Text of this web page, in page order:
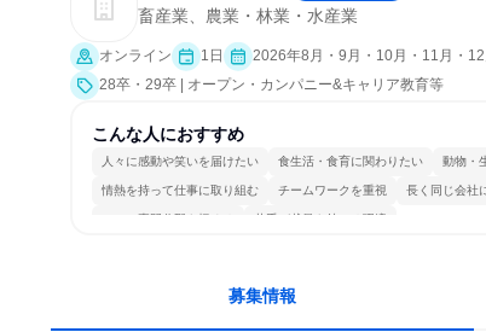
畜産業、農業・林業・水産業
オンライン 1日
2026年8月・9月・10月・11月・
28卒・29卒 | オープン・カンパニー&キャリア教育等
こんな人におすすめ
人々に感動や笑いを届けたい 食生活・食育に関わりたい 動物・
情熱を持って仕事に取り組む チームワークを重視 長く同じ会社
一つの専門分野を極める 若手が裁量を持てる環境
募集情報